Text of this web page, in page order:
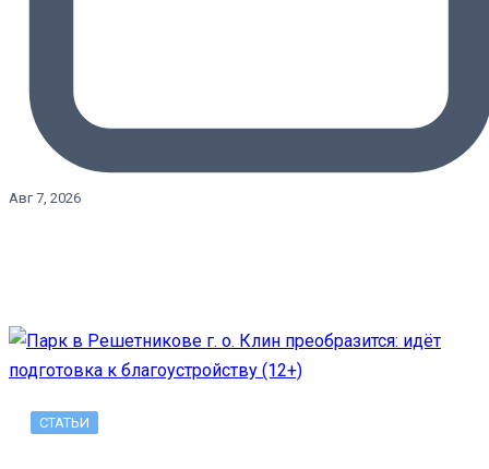
Авг 7, 2026
СТАТЬИ